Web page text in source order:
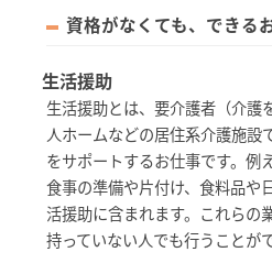
資格がなくても、できる
生活援助
生活援助とは、要介護者（介護
人ホームなどの居住系介護施設
をサポートするお仕事です。例
食事の準備や片付け、食料品や
活援助に含まれます。これらの
持っていない人でも行うことが